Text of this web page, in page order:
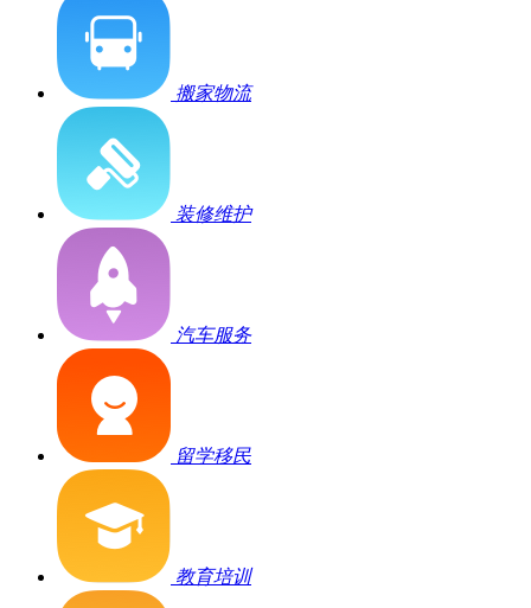
搬家物流
装修维护
汽车服务
留学移民
教育培训